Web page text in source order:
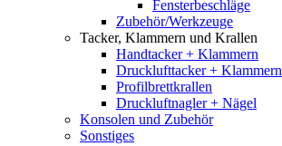
Fensterbeschläge
Zubehör/Werkzeuge
Tacker, Klammern und Krallen
Handtacker + Klammern
Drucklufttacker + Klammern
Profilbrettkrallen
Druckluftnagler + Nägel
Konsolen und Zubehör
Sonstiges